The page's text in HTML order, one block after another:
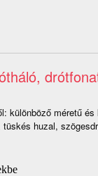
különböző méretű
huzal,